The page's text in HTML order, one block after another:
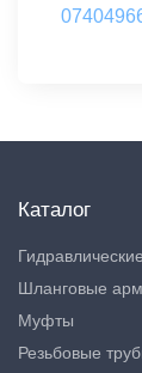
Каталог
Шланговые
Муфты
Резьбовые